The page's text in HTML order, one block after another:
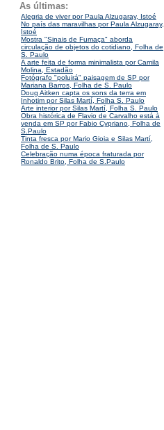
As últimas:
Alegria de viver por Paula Alzugaray, Istoé
No país das maravilhas por Paula Alzugaray,
Istoé
Mostra "Sinais de Fumaça" aborda
circulação de objetos do cotidiano, Folha de
S. Paulo
A arte feita de forma minimalista por Camila
Molina, Estadão
Fotógrafo "poluirá" paisagem de SP por
Mariana Barros, Folha de S. Paulo
Doug Aitken capta os sons da terra em
Inhotim por Silas Martí, Folha S. Paulo
Arte interior por Silas Martí, Folha S. Paulo
Obra histórica de Flavio de Carvalho está à
venda em SP por Fabio Cypriano, Folha de
S.Paulo
Tinta fresca por Mario Gioia e Silas Martí,
Folha de S. Paulo
Celebração numa época fraturada por
Ronaldo Brito, Folha de S.Paulo